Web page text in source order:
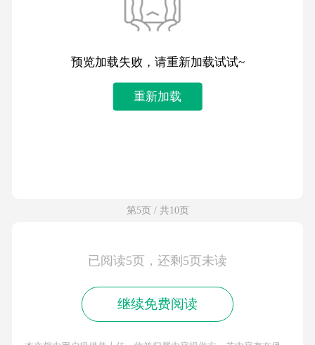
预览加载失败，请重新加载试试~
重新加载
第5页 / 共10页
已阅读5页，还剩5页未读
继续免费阅读